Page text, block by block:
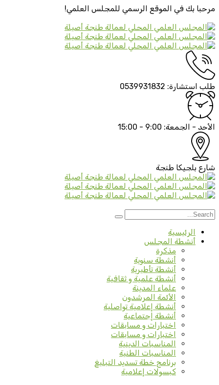
مرحبا بك في الموقع الرسمي للمجلس العلمي!
طلب استشارة: 0539931832
الأحد - الجمعة: 9:00 - 15:00
شارع بلجيكا طنجة
الرئيسية
أنشطة المجلس
مذكرة
أنشطة سنوية
أنشطة تأطيرية
أنشطة علمية و ثقافية
علماء المدينة
الأئمة المرشدون
أنشطة إعلامية تواصلية
أنشطة إجتماعية
اختبارات و مسابقات
اختبارات و مسابقات
المناسبات الدينية
المناسبات الطنية
برنامج خطة تسديد التبليغ
كبسولات إعلامية